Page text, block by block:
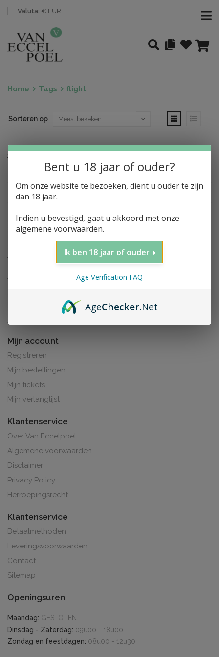
Valuta: € EUR
Home Tags flight
Sorteren op
Nothing found
Mijn account
Registreren
Mijn bestellingen
Mijn tickets
Mijn verlanglijst
Klantenservice
Over Van Eccelpoel
Algemene voorwaarden
Disclaimer
Privacy Policy
Herroepingsrecht
Klantenservice
Betaalmethoden
Leveringsvoorwaarden
Contact
Sitemap
Openingsuren
Maandag: GESLOTEN
Dinsdag - Zaterdag: 09u00 - 18u00
Zondag en feestdagen: 08u00 - 12u30
Bent u 18 jaar of ouder?
Om onze website te bezoeken, dient u ouder te zijn
dan 18 jaar.
Indien u bevestigd, gaat u akkoord met onze
algemene voorwaarden.
Ik ben 18 jaar of ouder
Age Verification FAQ
AgeChecker.Net